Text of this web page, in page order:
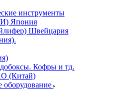
инструменты
Япония
Швейцария
Кофры и тд.
(Китай)
оборудование